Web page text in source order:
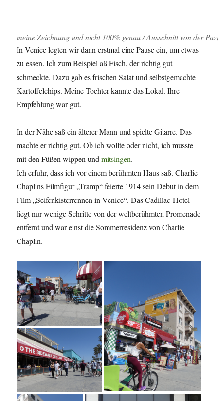
meine Zeichnung und nicht 100% genau / Ausschnitt von der
In Venice legten wir dann erstmal eine Pause ein, um etwas
zu essen. Ich zum Beispiel aß Fisch, der richtig gut
schmeckte. Dazu gab es frischen Salat und selbstgemachte
Kartoffelchips. Meine Tochter kannte das Lokal. Ihre
Empfehlung war gut.
In der Nähe saß ein älterer Mann und spielte Gitarre. Das
machte er richtig gut. Ob ich wollte oder nicht, ich musste
mit den Füßen wippen und mitsingen.
Ich erfuhr, dass ich vor einem berühmten Haus saß. Charlie
Chaplins Filmfigur „Tramp“ feierte 1914 sein Debut in dem
Film „Seifenkisterrennen in Venice“. Das Cadillac-Hotel
liegt nur wenige Schritte von der weltberühmten Promenade
entfernt und war einst die Sommerresidenz von Charlie
Chaplin.